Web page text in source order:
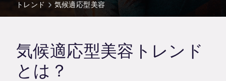
トレンド 気候適応型美容
気候適応型美容トレンド
とは？